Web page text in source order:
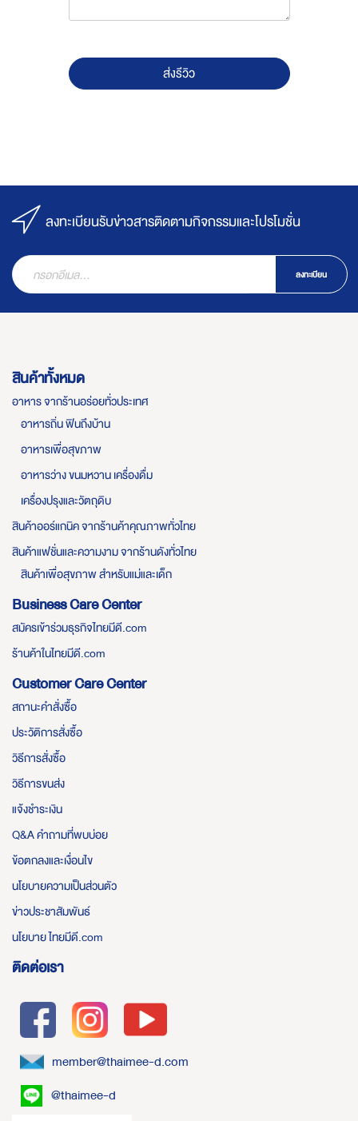
ส่งรีวิว
ลงทะเบียนรับข่าวสารติดตามกิจกรรมและโปรโมชั่น
ลงทะเบียน
สินค้าทั้งหมด
อาหาร จากร้านอร่อยทั่วประเทศ
อาหารถิ่น ฟินถึงบ้าน
อาหารเพื่อสุขภาพ
อาหารว่าง ขนมหวาน เครื่องดื่ม
เครื่องปรุงและวัตถุดิบ
สินค้าออร์แกนิค จากร้านค้าคุณภาพทั่วไทย
สินค้าแฟชั่นและความงาม จากร้านดังทั่วไทย
สินค้าเพื่อสุขภาพ สำหรับแม่และเด็ก
Business Care Center
สมัครเข้าร่วมธุรกิจไทยมีดี.com
ร้านค้าในไทยมีดี.com
Customer Care Center
สถานะคำสั่งซื้อ
ประวัติการสั่งซื้อ
วิธีการสั่งซื้อ
วิธีการขนส่ง
แจ้งชำระเงิน
Q&A คำถามที่พบบ่อย
ข้อตกลงและเงื่อนไข
นโยบายความเป็นส่วนตัว
ข่าวประชาสัมพันธ์
นโยบาย ไทยมีดี.com
ติดต่อเรา
member@thaimee-d.com
@thaimee-d